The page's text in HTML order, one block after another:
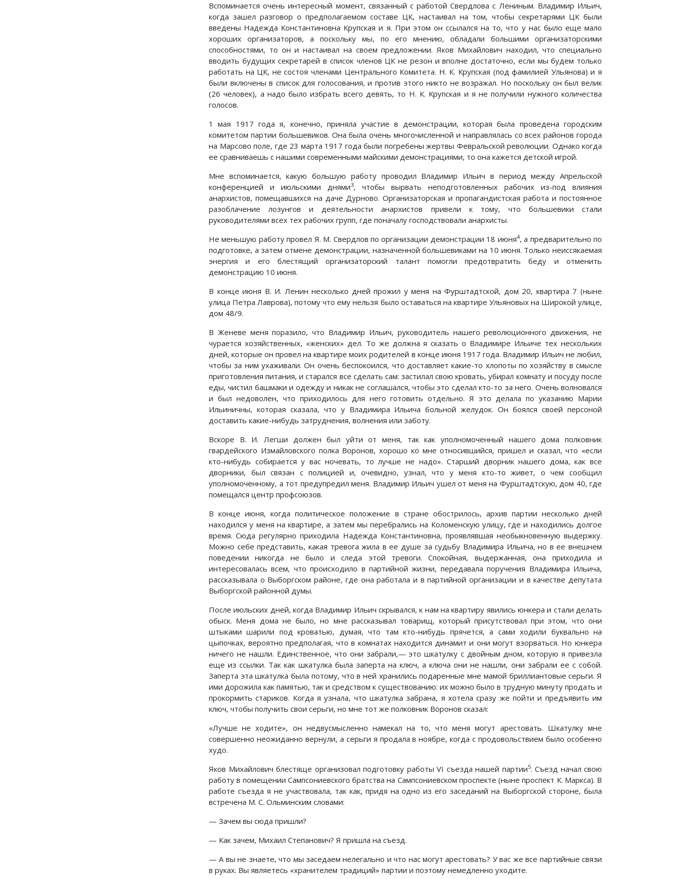
Вспоминается очень интересный момент, связанный с работой Свердлова с Лениным. Владимир Ильич,
когда зашел разговор о предполагаемом составе ЦК, настаивал на том, чтобы секретарями ЦК были
введены Надежда Константиновна Крупская и я. При этом он ссылался на то, что у нас было еще мало
хороших организаторов, а поскольку мы, по его мнению, обладали большими организаторскими
способностями, то он и настаивал на своем предложении. Яков Михайлович находил, что специально
вводить будущих секретарей в список членов ЦК не резон и вполне достаточно, если мы будем только
работать на ЦК, не состоя членами Центрального Комитета. Н. К. Крупская (под фамилией Ульянова) и я
были включены в список для голосования, и против этого никто не возражал. Но поскольку он был велик
(26 человек), а надо было избрать всего девять, то Н. К. Крупская и я не получили нужного количества
голосов.
1 мая 1917 года я, конечно, приняла участие в демонстрации, которая была проведена городским
комитетом партии большевиков. Она была очень многочисленной и направлялась со всех районов города
на Марсово поле, где 23 марта 1917 года были погребены жертвы Февральской революции. Однако когда
ее сравниваешь с нашими современными майскими демонстрациями, то она кажется детской игрой.
Мне вспоминается, какую большую работу проводил Владимир Ильич в период между Апрельской
конференцией и июльскими днями3, чтобы вырвать неподготовленных рабочих из-под влияния
анархистов, помещавшихся на даче Дурново. Организаторская и пропагандистская работа и постоянное
разоблачение лозунгов и деятельности анархистов привели к тому, что большевики стали
руководителями всех тех рабочих групп, где поначалу господствовали анархисты.
Не меньшую работу провел Я. М. Свердлов по организации демонстрации 18 июня4, а предварительно по
подготовке, а затем отмене демонстрации, назначенной большевиками на 10 июня. Только неиссякаемая
энергия и его блестящий организаторский талант помогли предотвратить беду и отменить
демонстрацию 10 июня.
В конце июня В. И. Ленин несколько дней прожил у меня на Фурштадтской, дом 20, квартира 7 (ныне
улица Петра Лаврова), потому что ему нельзя было оставаться на квартире Ульяновых на Широкой улице,
дом 48/9.
В Женеве меня поразило, что Владимир Ильич, руководитель нашего революционного движения, не
чурается хозяйственных, «женских» дел. То же должна я сказать о Владимире Ильиче тех нескольких
дней, которые он провел на квартире моих родителей в конце июня 1917 года. Владимир Ильич не любил,
чтобы за ним ухаживали. Он очень беспокоился, что доставляет какие-то хлопоты по хозяйству в смысле
приготовления питания, и старался все сделать сам: застилал свою кровать, убирал комнату и посуду после
еды, чистил башмаки и одежду и никак не соглашался, чтобы это сделал кто-то за него. Очень волновался
и был недоволен, что приходилось для него готовить отдельно. Я это делала по указанию Марии
Ильиничны, которая сказала, что у Владимира Ильича больной желудок. Он боялся своей персоной
доставить какие-нибудь затруднения, волнения или заботу.
Вскоре В. И. Легши должен был уйти от меня, так как уполномоченный нашего дома полковник
гвардейского Измайловского полка Воронов, хорошо ко мне относившийся, пришел и сказал, что «если
кто-нибудь собирается у вас ночевать, то лучше не надо». Старший дворник нашего дома, как все
дворники, был связан с полицией и, очевидно, узнал, что у меня кто-то живет, о чем сообщил
уполномоченному, а тот предупредил меня. Владимир Ильич ушел от меня на Фурштадтскую, дом 40, где
помещался центр профсоюзов.
В конце июня, когда политическое положение в стране обострилось, архив партии несколько дней
находился у меня на квартире, а затем мы перебрались на Коломенскую улицу, где и находились долгое
время. Сюда регулярно приходила Надежда Константиновна, проявлявшая необыкновенную выдержку.
Можно себе представить, какая тревога жила в ее душе за судьбу Владимира Ильича, но в ее внешнем
поведении никогда не было и следа этой тревоги. Спокойная, выдержанная, она приходила и
интересовалась всем, что происходило в партийной жизни, передавала поручения Владимира Ильича,
рассказывала о Выборгском районе, где она работала и в партийной организации и в качестве депутата
Выборгской районной думы.
После июльских дней, когда Владимир Ильич скрывался, к нам на квартиру явились юнкера и стали делать
обыск. Меня дома не было, но мне рассказывал товарищ, который присутствовал при этом, что они
штыками шарили под кроватью, думая, что там кто-нибудь прячется, а сами ходили буквально на
цыпочках, вероятно предполагая, что в комнатах находится динамит и они могут взорваться. Но юнкера
ничего не нашли. Единственное, что они забрали,— это шкатулку с двойным дном, которую я привезла
еще из ссылки. Так как шкатулка была заперта на ключ, а ключа они не нашли, они забрали ее с собой.
Заперта эта шкатулка была потому, что в ней хранились подаренные мне мамой бриллиантовые серьги. Я
ими дорожила как памятью, так и средством к существованию: их можно было в трудную минуту продать и
прокормить стариков. Когда я узнала, что шкатулка забрана, я хотела сразу же пойти и предъявить им
ключ, чтобы получить свои серьги, но мне тот же полковник Воронов сказал:
«Лучше не ходите», он недвусмысленно намекал на то, что меня могут арестовать. Шкатулку мне
совершенно неожиданно вернули, а серьги я продала в ноябре, когда с продовольствием было особенно
худо.
Яков Михайлович блестяще организовал подготовку работы VI съезда нашей партии5. Съезд начал свою
работу в помещении Сампсониевского братства на Сампсониевском проспекте (ныне проспект К. Маркса). В
работе съезда я не участвовала, так как, придя на одно из его заседаний на Выборгской стороне, была
встречена М. С. Ольминским словами:
— Зачем вы сюда пришли?
— Как зачем, Михаил Степанович? Я пришла на съезд.
— А вы не знаете, что мы заседаем нелегально и что нас могут арестовать? У вас же все партийные связи
в руках. Вы являетесь «хранителем традиций» партии и поэтому немедленно уходите.